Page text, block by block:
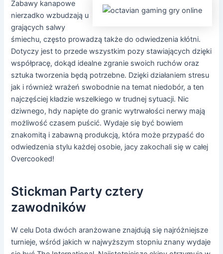
Zabawy kanapowe
nierzadko wzbudzają u
grających salwy
śmiechu, często prowadzą także do odwiedzenia kłótni.
Dotyczy jest to przede wszystkim pozy stawiających dzięki
współpracę, dokąd idealne zgranie swoich ruchów oraz
sztuka tworzenia będą potrzebne. Dzięki działaniem stresu
jak i również wrażeń swobodnie na temat niedobór, a ten
najczęściej kładzie wszelkiego w trudnej sytuacji. Nic
dziwnego, hdy napięte do granic wytrwałości nerwy mają
możliwość czasem puścić. Wydaje się być bowiem
znakomitą i zabawną produkcją, która może przypaść do
odwiedzenia stylu każdej osobie, jacy zakochali się w całej
Overcooked!
Stickman Party cztery
zawodników
W celu Dota dwóch aranżowane znajdują się najróżniejsze
turnieje, wśród jakich w najwyższym stopniu znany wydaje